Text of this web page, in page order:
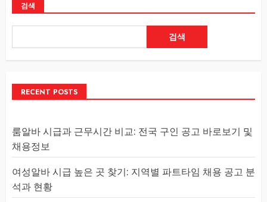
검색
검색
RECENT POSTS
룸알바 시급과 근무시간 비교: 전국 구인 공고 바로보기 및
채용정보
여성알바 시급 높은 곳 찾기: 지역별 파트타임 채용 공고 분
석과 현황